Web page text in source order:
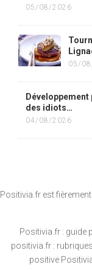
05/08/2026
05/
Développement
des idiots…
04/08/2026
Positivia.fr est
Positivia.fr : guide
positivia.fr :
positive